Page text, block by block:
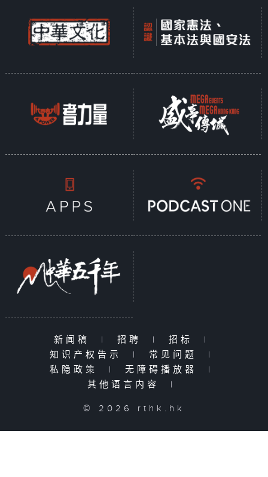
新闻稿 | 招聘 | 招标
|
知识产权告示
| 常见问题
|
私隐政策
| 无障碍播放器
|
其他语言内容
|
© 2026 rthk.hk